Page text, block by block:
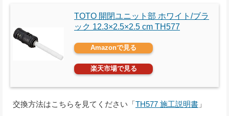
TOTO 開閉ユニット部 ホワイト/ブラ
ック 12.3×2.5×2.5 cm TH577
Amazonで見る
楽天市場で見る
交換方法はこちらを見てください「TH577 施工説明書 」